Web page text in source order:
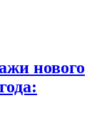
нового